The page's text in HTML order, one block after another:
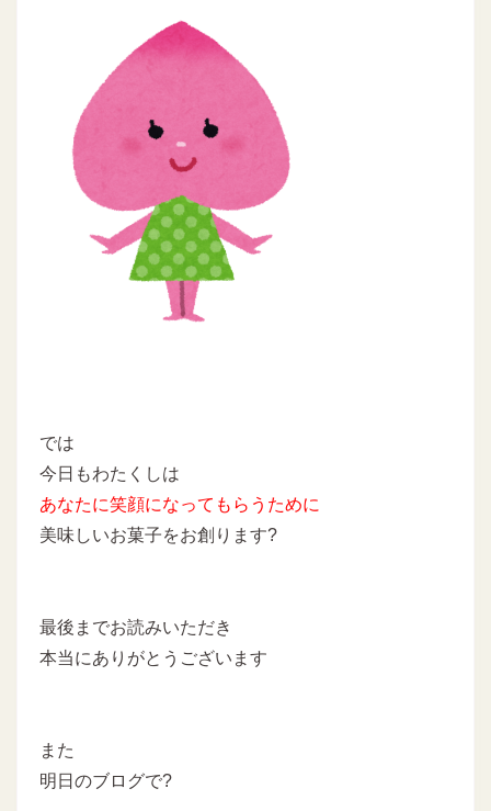
では
今日もわたくしは
あなたに笑顔になってもらうために
美味しいお菓子をお創ります?
最後までお読みいただき
本当にありがとうございます
また
明日のブログで?